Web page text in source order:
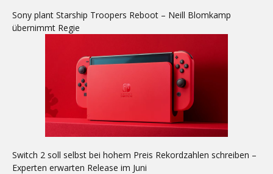
Sony plant Starship Troopers Reboot – Neill Blomkamp
übernimmt Regie
Switch 2 soll selbst bei hohem Preis Rekordzahlen schreiben –
Experten erwarten Release im Juni